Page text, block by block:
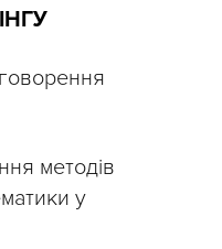
методів
у